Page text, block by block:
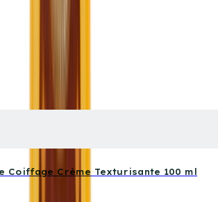
Coiffage Crème Texturisante 100 ml